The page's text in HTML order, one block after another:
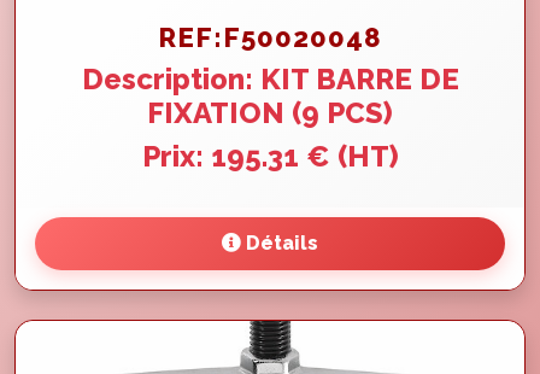
REF:F50020048
Description: KIT BARRE DE
FIXATION (9 PCS)
Prix: 195.31 € (HT)
Détails